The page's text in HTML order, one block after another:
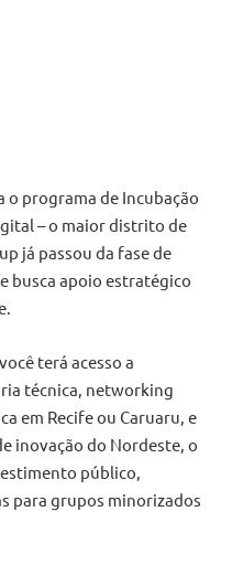
o programa de Incubação
– o maior distrito de
já passou da fase de
busca apoio estratégico
terá acesso a
técnica, networking
em Recife ou Caruaru, e
inovação do Nordeste, o
público,
para grupos minorizados